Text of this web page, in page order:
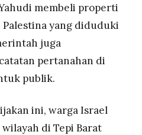
membeli properti
yang diduduki
juga
pertanahan di
publik.
ini, warga Israel
di Tepi Barat